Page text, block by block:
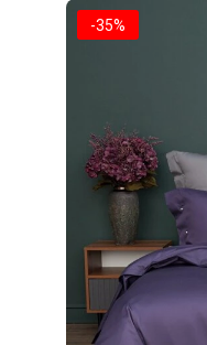
-35%